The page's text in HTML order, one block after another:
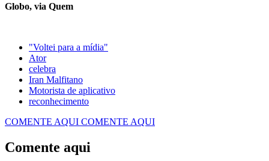
Globo, via Quem
"Voltei para a mídia"
Ator
celebra
Iran Malfitano
Motorista de aplicativo
reconhecimento
COMENTE AQUI COMENTE AQUI
Comente aqui